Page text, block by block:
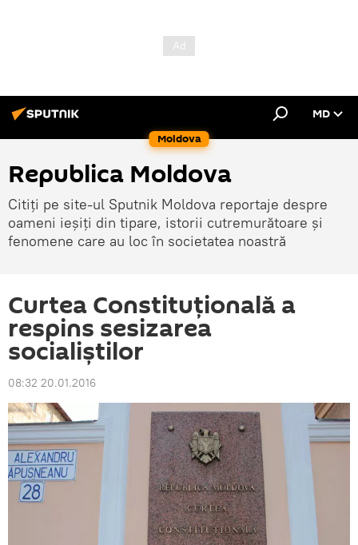
Moldova
MD
Republica Moldova
Citiți pe site-ul Sputnik Moldova reportaje despre
oameni ieșiți din tipare, istorii cutremurătoare și
fenomene care au loc în societatea noastră
Curtea Constituțională a
respins sesizarea
socialiștilor
08:32 20.01.2016